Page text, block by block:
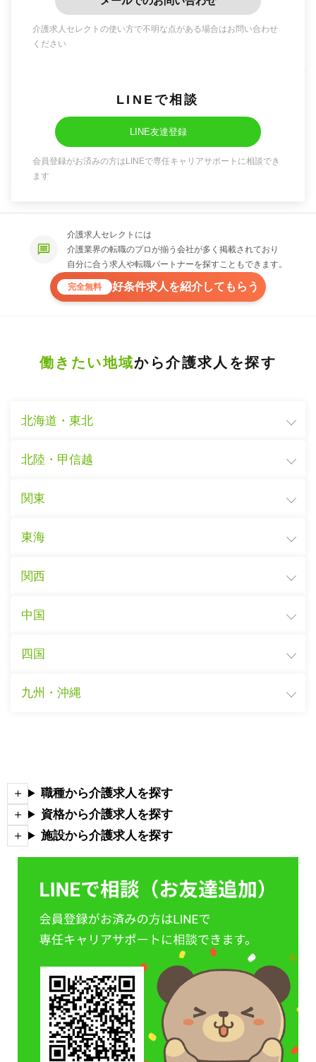
介護求人セレクトの使い方で不明な点がある場合はお問い合わせ
ください
LINEで相談
LINE友達登録
会員登録がお済みの方はLINEで専任キャリアサポートに相談でき
ます
介護求人セレクトには
介護業界の転職のプロが揃う会社が多く掲載されており
自分に合う求人や転職パートナーを探すこともできます。
完全無料 好条件求人を紹介してもらう
働きたい地域から介護求人を探す
北海道・東北
北陸・甲信越
関東
東海
関西
中国
四国
九州・沖縄
職種から介護求人を探す
資格から介護求人を探す
施設から介護求人を探す